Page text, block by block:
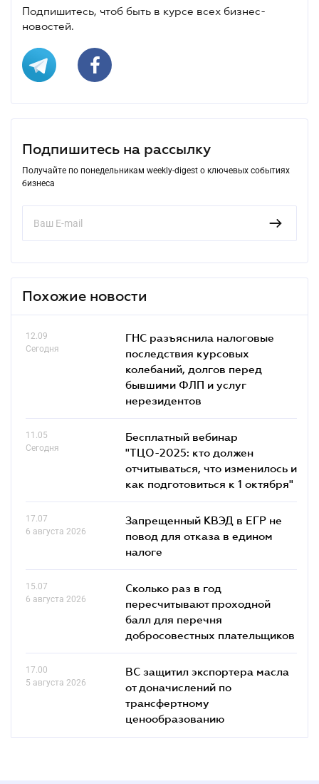
Подпишитесь, чтоб быть в курсе всех бизнес-
новостей.
Подпишитесь на рассылку
Получайте по понедельникам weekly-digest о ключевых событиях
бизнеса
Похожие новости
12.09
Сегодня
ГНС разъяснила налоговые
последствия курсовых
колебаний, долгов перед
бывшими ФЛП и услуг
нерезидентов
11.05
Сегодня
Бесплатный вебинар
"ТЦО-2025: кто должен
отчитываться, что изменилось и
как подготовиться к 1 октября"
17.07
6 августа 2026
Запрещенный КВЭД в ЕГР не
повод для отказа в едином
налоге
15.07
6 августа 2026
Сколько раз в год
пересчитывают проходной
балл для перечня
добросовестных плательщиков
17.00
5 августа 2026
ВС защитил экспортера масла
от доначислений по
трансфертному
ценообразованию